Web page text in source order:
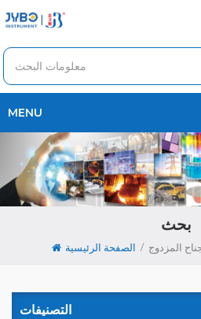
MENU
بحث
الصفحة الرئيسية / المزدوج
التصنيفات